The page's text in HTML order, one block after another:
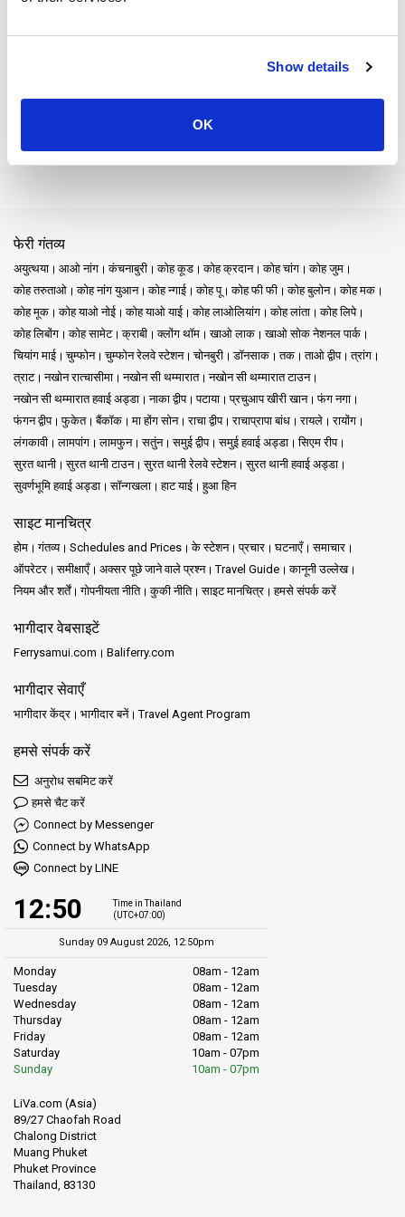
Show details
OK
निष्कर्ष:
नहीं है। यह थाईलैंड की विविध रेल जगत की एक खिड़की है।
हर यात्रा अनूठी होती है। एक आरामदायक यात्रा के लिए विशेष एक्सप्रेस चुनें या और
यात्रा में, चाहे वह बैंकॉक की जीवंत सड़कों की ओर हो या हुआ हिन के शांत समुद्र तटों
की ओर, हर पल मायने रखता है। आपके द्वारा बनाई गई यादें उतनी ही महत्वपूर्ण हैं जितने
स्थान आप देखते हैं।
जानने योग्य बातें:
फ्रांसीसियों ने ट्रांग ट्रेन स्टेशन की स्थापना की, लेकिन अब इसे थाईलैंड की राज्य
रेलवे प्रबंधित करती है।
स्टेशन जुलाई और अगस्त में अपने चरम भीड़ का अनुभव करता है।
थाईलैंड की ट्रेनों के नए उपयोगकर्ताओं के लिए, 3री क्लास से लेकर स्लीपर ट्रेनों
तक के विभिन्न विकल्प हैं।
ट्रांग ट्रेन स्टेशन विभिन्न गंतव्यों से यात्रियों को जोड़ते हुए विस्तृत रेंज की ट्रेन सेवाएं
प्रदान करता है।
ट्रांग से कनेक्शन्स आपको कोह समुई और कोह फांगन जैसे बीच पैराडाइज तक ले जा
सकते हैं।
फेरी गंतव्य
अयुत्थया आओ नांग कंचनाबुरी कोह कूड कोह क्रदान कोह चांग
कोह जुम
कोह तरुताओ
कोह नांग युआन कोह न्गाई कोह पू कोह फी फी कोह बुलोन
कोह मक
कोह मूक
कोह याओ नोई कोह याओ याई कोह लाओलियांग कोह लांता
कोह लिपे
कोह लिबोंग
कोह सामेट क्राबी क्लोंग थॉम खाओ लाक
खाओ सोक नेशनल पार्क
चियांग माई
चुम्फोन चुम्फोन रेलवे स्टेशन चोनबुरी डॉनसाक तक ताओ द्वीप
त्रांग
त्राट
नखोन रात्चासीमा नखोन सी थम्मारात
नखोन सी थम्मारात टाउन
नखोन सी थम्मारात हवाई अड्डा
नाका द्वीप पटाया प्रचुआप खीरी खान
फंग नगा
फंगन द्वीप
फुकेत बैंकॉक मा होंग सोन राचा द्वीप राचाप्रापा बांध रायले
रायोंग
लंगकावी
लामपांग लामफुन सतुंन समुई द्वीप समुई हवाई अड्डा
सिएम रीप
सुरत थानी
सुरत थानी टाउन सुरत थानी रेलवे स्टेशन
सुरत थानी हवाई अड्डा
सुवर्णभूमि हवाई अड्डा
सॉन्गखला हाट याई हुआ हिन
साइट मानचित्र
होम गंतव्य Schedules and Prices के स्टेशन प्रचार घटनाएँ
समाचार
ऑपरेटर
समीक्षाएँ अक्सर पूछे जाने वाले प्रश्न Travel Guide
कानूनी उल्लेख
नियम और शर्तें
गोपनीयता नीति कुकी नीति साइट मानचित्र हमसे संपर्क करें
भागीदार वेबसाइटें
Ferrysamui.com Baliferry.com
भागीदार सेवाएँ
भागीदार केंद्र भागीदार बनें Travel Agent Program
हमसे संपर्क करें
अनुरोध सबमिट करें
हमसे चैट करें
Connect by Messenger
Connect by WhatsApp
Connect by LINE
12:50
Time in Thailand
(UTC+07:00)
Sunday 09 August 2026, 12:50pm
Monday
08am - 12am
Tuesday
08am - 12am
Wednesday
08am - 12am
Thursday
08am - 12am
Friday
08am - 12am
Saturday
10am - 07pm
Sunday
10am - 07pm
LiVa.com (Asia)
89/27 Chaofah Road
Chalong District
Muang Phuket
Phuket Province
Thailand, 83130